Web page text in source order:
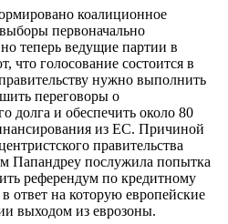
коалиционное
первоначально
теперь ведущие партии в
что голосование состоится в
нужно выполнить
переговоры о
долга и обеспечить около 80
из ЕС. Причиной
правительства
Папандреу послужила попытка
референдум по кредитному
ответ на которую европейские
выходом из еврозоны.